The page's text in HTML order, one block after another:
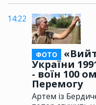
14:22
ФОТО
України
- воїн 100
Перемогу
Артем із